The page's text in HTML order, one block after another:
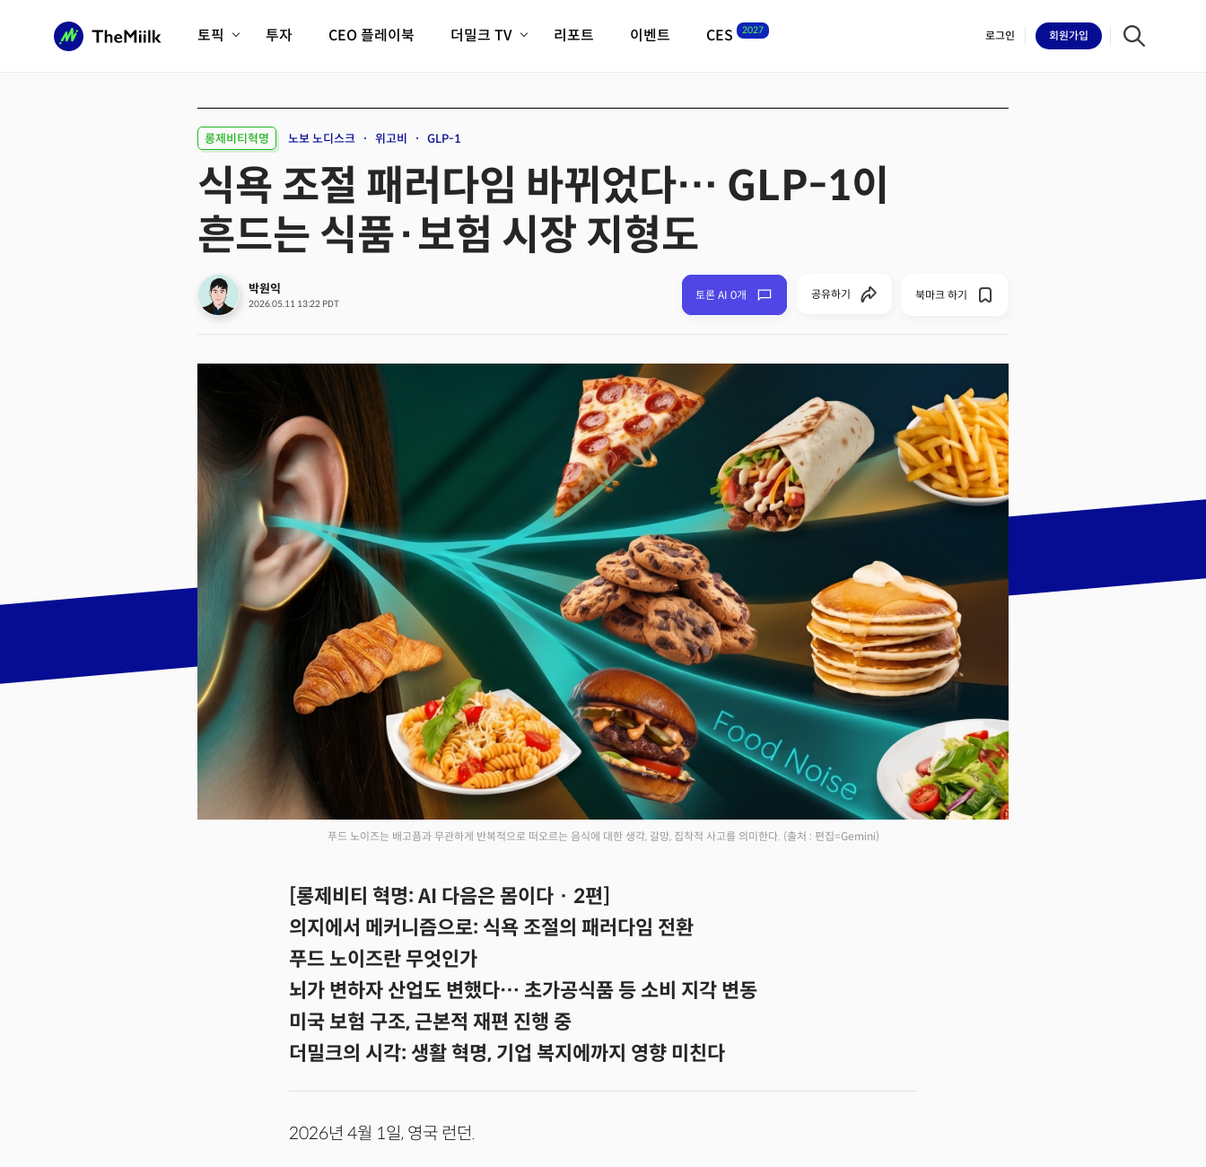
토픽
피지컬AI/로봇
AX비즈니스혁명 미래 교육/직업
전체 기사 보기
투자 CEO 플레이북 더밀크 TV
크리스의 뉴욕 시그널
더밀크 아카데미
더웨이브/트렌드쇼
리포트 이벤트 CES 2027
필드 가이드
CES2027 with TheMiilk
로그인 회원가입
롱제비티혁명 노보 노디스크 위고비 GLP-1
식욕 조절 패러다임 바뀌었다… GLP-1이
흔드는 식품·보험 시장 지형도
박원익
2026.05.11 13:22 PDT
토론 AI 0개 공유하기
Facebook Twitter Kakaotalk LinkedIn
기사링크 복사하기
북마크 하기
푸드 노이즈는 배고픔과 무관하게 반복적으로 떠오르는 음식에 대한 생각, 갈망, 집착적 사고를 의미한다. (출처 : 편집=Gemini)
[롱제비티 혁명: AI 다음은 몸이다 · 2편]
의지에서 메커니즘으로: 식욕 조절의 패러다임 전환
푸드 노이즈란 무엇인가
뇌가 변하자 산업도 변했다… 초가공식품 등 소비 지각 변동
미국 보험 구조, 근본적 재편 진행 중
더밀크의 시각: 생활 혁명, 기업 복지에까지 영향 미친다
2026년 4월 1일, 영국 런던.